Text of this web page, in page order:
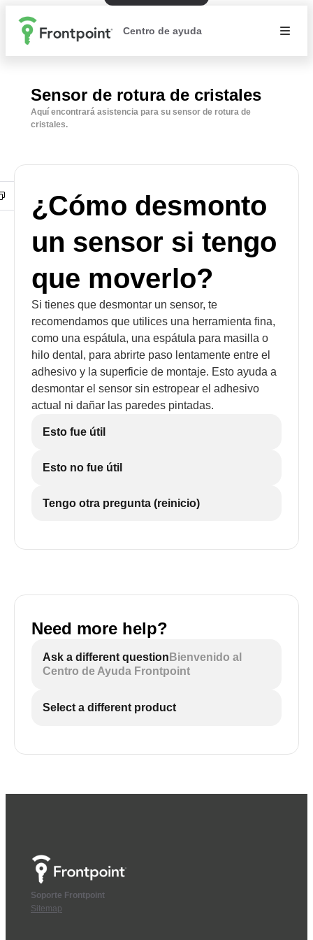
Centro de ayuda
Sensor de rotura de cristales
Aquí encontrará asistencia para su sensor de rotura de
cristales.
¿Cómo desmonto
un sensor si tengo
que moverlo?
Si tienes que desmontar un sensor, te
recomendamos que utilices una herramienta fina,
como una espátula, una espátula para masilla o
hilo dental, para abrirte paso lentamente entre el
adhesivo y la superficie de montaje. Esto ayuda a
desmontar el sensor sin estropear el adhesivo
actual ni dañar las paredes pintadas.
Esto fue útil
Esto no fue útil
Tengo otra pregunta (reinicio)
Need more help?
Ask a different question Bienvenido al
Centro de Ayuda Frontpoint
Select a different product
Soporte Frontpoint
Sitemap